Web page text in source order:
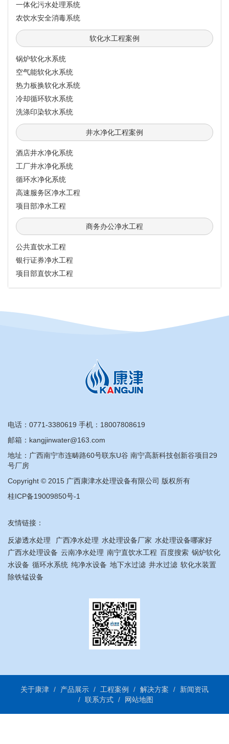
一体化污水处理系统
农饮水安全消毒系统
软化水工程案例
锅炉软化水系统
空气能软化水系统
热力板换软化水系统
冷却循环软水系统
洗涤印染软水系统
井水净化工程案例
酒店井水净化系统
工厂井水净化系统
循环水净化系统
高速服务区净水工程
项目部净水工程
商务办公净水工程
公共直饮水工程
银行证券净水工程
项目部直饮水工程
电话： 0771-3380619 手机： 18007808619
邮箱：kangjinwater@163.com
地址：广西南宁市连畴路60号联东U谷 南宁高新科技创新谷项目29
号厂房
Copyright © 2015 广西康津水处理设备有限公司 版权所有
桂ICP备19009850号-1
友情链接：
反渗透水处理 广西净水处理 水处理设备厂家 水处理设备哪家好
广西水处理设备 云南净水处理 南宁直饮水工程 百度搜索 锅炉软化
水设备 循环水系统 纯净水设备 地下水过滤 井水过滤 软化水装置
除铁锰设备
关于康津 产品展示 工程案例 解决方案
新闻资讯
联系方式
网站地图